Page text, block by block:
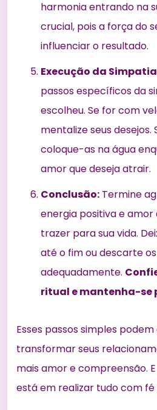
harmonia entrando na
crucial, pois a força do
influenciar o resultado.
Execução da
passos específicos da
escolheu. Se for com
mentalize seus desejos.
coloque-as na água
amor que deseja atrair.
Conclusão: Termine
energia positiva e
trazer para sua vida.
até o fim ou descarte
adequadamente.
ritual e mantenha-se
Esses passos simples
transformar seus
mais amor e compreensão.
está em realizar tudo com fé